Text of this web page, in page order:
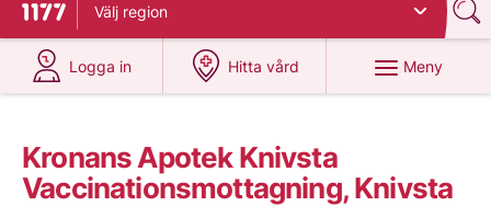
Till startsidan för 1177
Välj region
Logga in
på 1177.se
Hitta vård
på 1177.se
Meny
Kronans Apotek Knivsta
Vaccinationsmottagning, Knivsta